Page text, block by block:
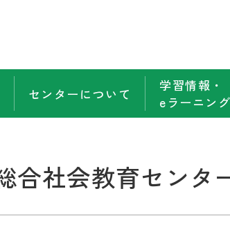
センターについて
学習情報・
eラーニング
合社会教育センタ